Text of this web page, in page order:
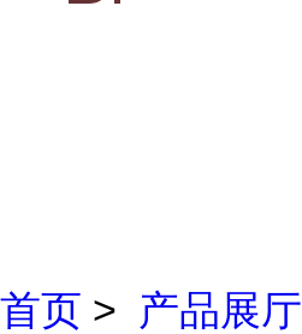
首页 > 产品展厅